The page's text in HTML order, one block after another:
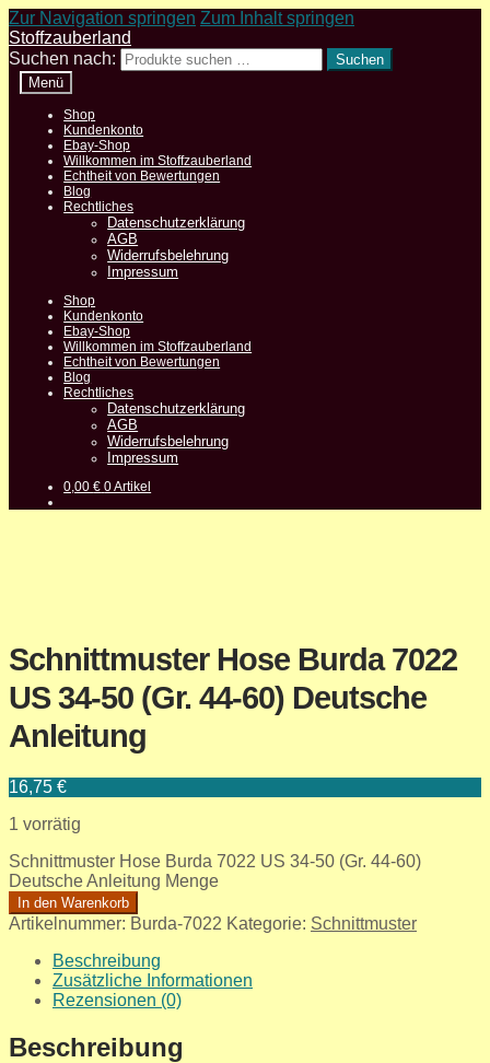
Zur Navigation springen Zum Inhalt springen
Stoffzauberland
Suchen nach:
Suchen
Menü
Shop
Kundenkonto
Ebay-Shop
Willkommen im Stoffzauberland
Echtheit von Bewertungen
Blog
Rechtliches
Datenschutzerklärung
AGB
Widerrufsbelehrung
Impressum
Shop
Kundenkonto
Ebay-Shop
Willkommen im Stoffzauberland
Echtheit von Bewertungen
Blog
Rechtliches
Datenschutzerklärung
AGB
Widerrufsbelehrung
Impressum
0,00€ 0 Artikel
Schnittmuster Hose Burda 7022
US 34-50 (Gr. 44-60) Deutsche
Anleitung
16,75 €
1 vorrätig
Schnittmuster Hose Burda 7022 US 34-50 (Gr. 44-60)
Deutsche Anleitung Menge
In den Warenkorb
Artikelnummer: Burda-7022 Kategorie: Schnittmuster
Beschreibung
Zusätzliche Informationen
Rezensionen (0)
Beschreibung